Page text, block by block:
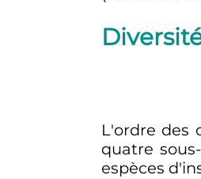
L'ordre des
quatre
espèces